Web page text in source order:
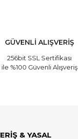
GÜVENLİ ALIŞVERİŞ
256bit SSL Sertifikası
ile %100 Güvenli Alışveriş
& YASAL